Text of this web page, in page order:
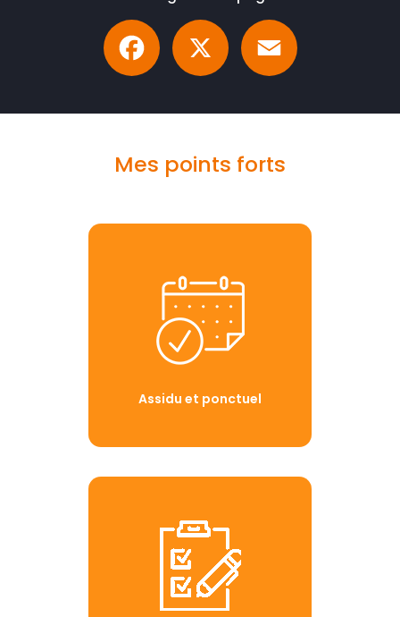
Facebook
Mes points forts
Assidu et ponctuel